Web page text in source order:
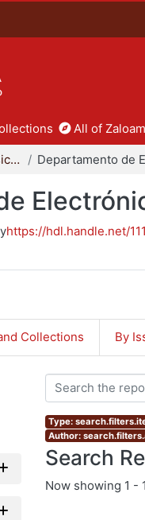
All of
División de Ciencias Básicas e Ingeniería
https://hdl.handle.net/
Collections By
Type:
Author:
Search
Now showing 1 -